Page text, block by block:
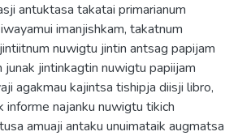
antuktasa takatai primarianum
imanjishkam, takatnum
nuwigtu jintin antsag papijam
jintinkagtin nuwigtu papiijam
agakmau kajintsa tishipja diisji libro,
najanku nuwigtu tikich
amuaji antaku unuimataik augmatsa